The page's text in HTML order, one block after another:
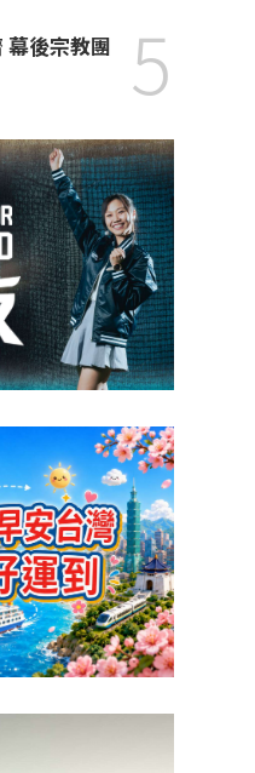
後宗教團
5